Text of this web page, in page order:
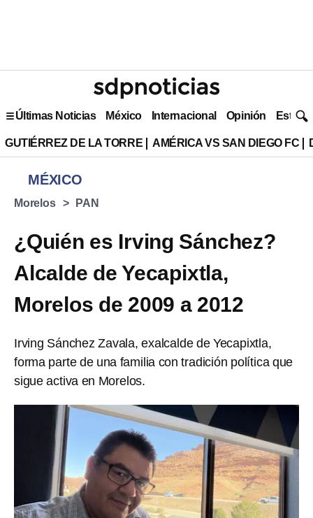
Últimas Noticias México Internacional Opinión Estilo
GUTIÉRREZ DE LA TORRE AMÉRICA VS SAN DIEGO FC
MÉXICO
Morelos PAN
¿Quién es Irving Sánchez?
Alcalde de Yecapixtla,
Morelos de 2009 a 2012
Irving Sánchez Zavala, exalcalde de Yecapixtla,
forma parte de una familia con tradición política que
sigue activa en Morelos.